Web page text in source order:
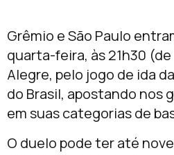
Grêmio e São Paulo
quarta-feira, às 21h30
Alegre, pelo jogo de ida
do Brasil, apostando nos
em suas categorias de
O duelo pode ter até